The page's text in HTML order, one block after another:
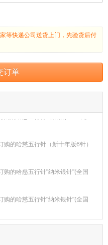
等快递公司送货上门，先验货后付
订单
购的哈慈五行针（新十年版6针）
购的哈慈五行针"纳米银针"(全国
购的哈慈五行针"纳米银针"(全国
购的哈慈五行针（新十年版10